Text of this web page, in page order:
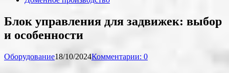
Блок управления для задвижек: выбор
и особенности
Оборудование18/10/2024Комментарии: 0